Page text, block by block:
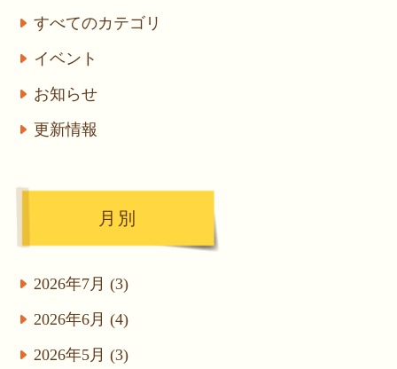
すべてのカテゴリ
イベント
お知らせ
更新情報
月別
2026年7月 (3)
2026年6月 (4)
2026年5月 (3)